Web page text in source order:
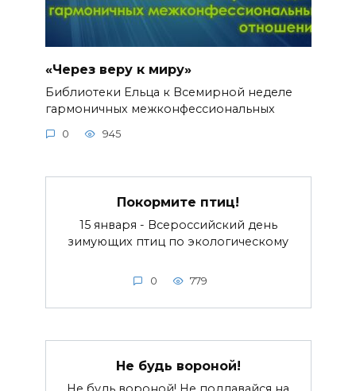
«Через веру к миру»
Библиотеки Ельца к Всемирной неделе
гармоничных межконфессиональных
0 945
Покормите птиц!
15 января - Всероссийский день
зимующих птиц по экологическому
0 779
Не будь вороной!